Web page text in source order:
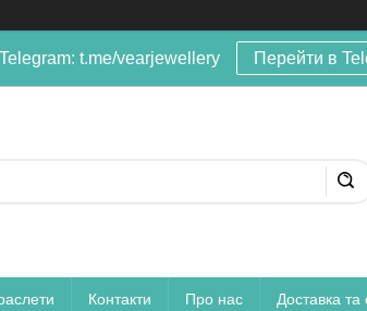
t.me/vearjewellery Перейти в
Контакти Про нас Доставка та